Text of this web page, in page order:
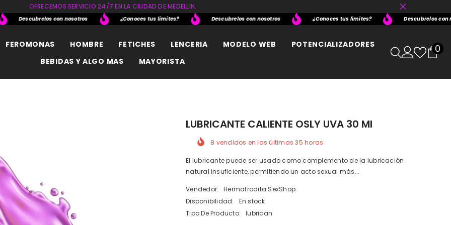
OFRECEMOS SERVICIO 24/7 EN LA CIUDAD DE MEDELLIN.
Descubrelos con nosotros ¿Conoces tus limites? Descubrelos con nosotros ¿Conoces tus limites? Descubrelos con
FEROMONAS HOMBRE FETICHES LENCERIA MODELO WEB
POTENCIALIZADORES
BEBIDAS Y ALGO MAS
MAYORISTA
00
LUBRICANTE CALIENTE OSLY UVA 30 Ml
8 vendidos en las últimas35 horas
El lubricante puede ser usado como complemento de la lubricación
natural insuficiente, permitiendo un acto sexual más...
Vendedor:
Hermafrodita SexShop
Disponibilidad:
En stock
Tipo De Producto:
lubrican